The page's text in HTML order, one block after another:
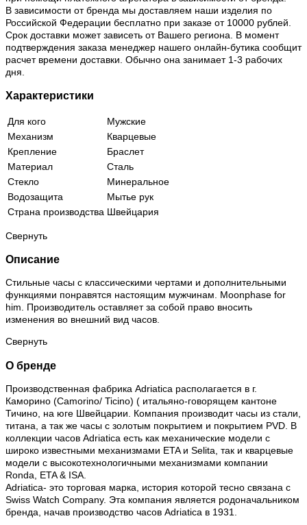
В зависимости от бренда мы доставляем наши изделия по
Российской Федерации бесплатно при заказе от 10000 рублей.
Срок доставки может зависеть от Вашего региона. В момент
подтверждения заказа менеджер нашего онлайн-бутика сообщит
расчет времени доставки. Обычно она занимает 1-3 рабочих
дня.
Характеристики
Для кого
Мужские
Механизм
Кварцевые
Крепление
Браслет
Материал
Сталь
Стекло
Минеральное
Водозащита
Мытье рук
Страна производства Швейцария
Свернуть
Описание
Стильные часы с классическими чертами и дополнительными
функциями понравятся настоящим мужчинам. Moonphase for
him. Производитель оставляет за собой право вносить
изменения во внешний вид часов.
Свернуть
О бренде
Производственная фабрика Adriatica располагается в г.
Каморино (Camorino/ Ticino) ( итальяно-говорящем кантоне
Тичино, на юге Швейцарии. Компания производит часы из стали,
титана, а так же часы с золотым покрытием и покрытием PVD. В
коллекции часов Adriatica есть как механические модели с
широко известными механизмами ETA и Selita, так и кварцевые
модели с высокотехнологичными механизмами компании
Ronda, ETA & ISA.
Adriatica- это торговая марка, история которой тесно связана с
Swiss Watch Company. Эта компания является родоначальником
бренда, начав производство часов Adriatica в 1931.